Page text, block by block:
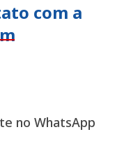
com a
no WhatsApp